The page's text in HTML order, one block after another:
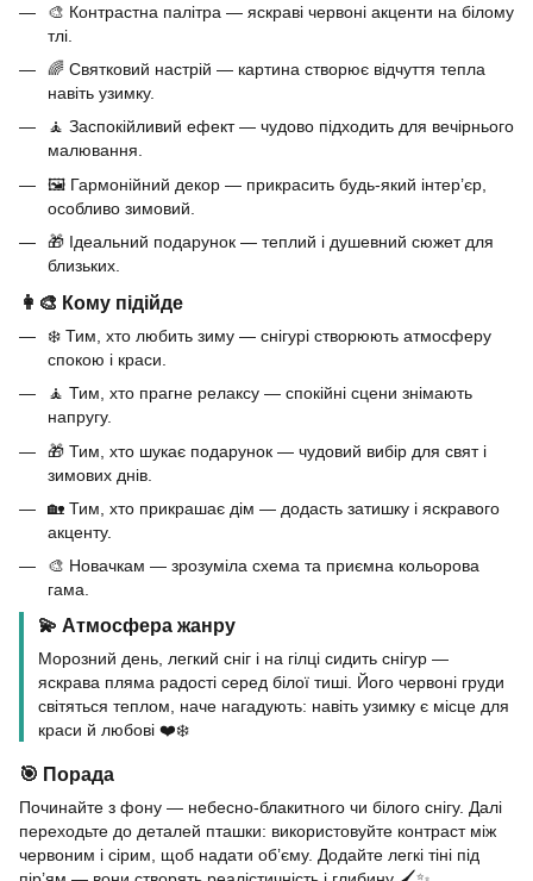
🎨 Контрастна палітра — яскраві червоні акценти на білому
тлі.
🌈 Святковий настрій — картина створює відчуття тепла
навіть узимку.
🧘 Заспокійливий ефект — чудово підходить для вечірнього
малювання.
🖼️ Гармонійний декор — прикрасить будь-який інтер’єр,
особливо зимовий.
🎁 Ідеальний подарунок — теплий і душевний сюжет для
близьких.
👩‍🎨 Кому підійде
❄️ Тим, хто любить зиму — снігурі створюють атмосферу
спокою і краси.
🧘 Тим, хто прагне релаксу — спокійні сцени знімають
напругу.
🎁 Тим, хто шукає подарунок — чудовий вибір для свят і
зимових днів.
🏡 Тим, хто прикрашає дім — додасть затишку і яскравого
акценту.
🎨 Новачкам — зрозуміла схема та приємна кольорова
гама.
💫 Атмосфера жанру
Морозний день, легкий сніг і на гілці сидить снігур —
яскрава пляма радості серед білої тиші. Його червоні груди
світяться теплом, наче нагадують: навіть узимку є місце для
краси й любові ❤️❄️
🎯 Порада
Починайте з фону — небесно-блакитного чи білого снігу. Далі
переходьте до деталей пташки: використовуйте контраст між
червоним і сірим, щоб надати об’єму. Додайте легкі тіні під